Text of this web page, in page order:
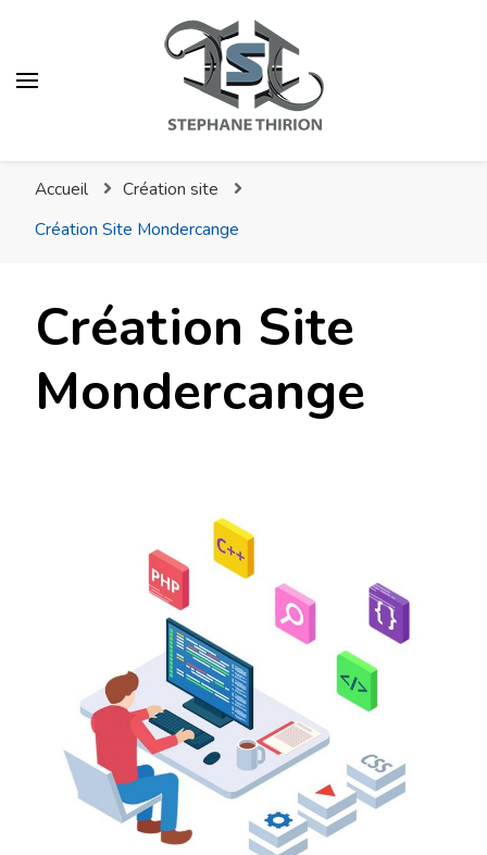
Infographiste –
Webmaster –
Accueil
Création site
Création Site Mondercange
Création Site
Mondercange